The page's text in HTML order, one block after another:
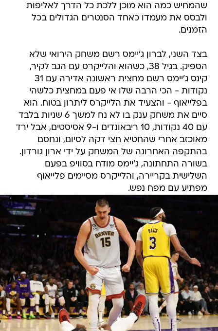
שהמחיש כמה הוא מוכן ללכת כל הדרך לאליפות
ולבסס את מעמדו כאחד הסנטרים הגדולים בכל
הזמנים.
בצד השני, לברון ג'יימס רשם משחק הירואי שלא
הספיק. בגיל 38, כשהוא והלייקרס עם הגב לקיר,
קינס ג'יימס רשם מחצית ראשונה אדירה עם 31
נקודות - הכי הרבה שלו אי פעם במחצית כלשהי
בפלייאוף - והצעיד את הלייקרס ליתרון בטוח. הוא
סיים את משחק ענק בו לא נח למשך 6 שניות בלבד
עם 40 נקודות, 10 ריבאונדים ו-9 אסיסטים, אבל ירד
מאוכזב אחרי שהחטיא חצי דקה לסיום, ונחסם
בהתקפה האחרונה של המשחק על ידי ארון גורדון.
בשורה התחתונה, ג'יימס מודח בסוויפ בפעם
השלישית בקריירה, והלייקרס מסיימים פלייאוף
מפתיע עם מפח נפש.